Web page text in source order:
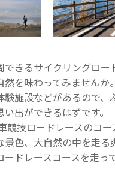
きるサイクリングロ
を味わってみませんか。
施設などがあるので
出ができるはずです。
競技ロードレースのコ
色、大自然の中を走る
ドレースコースを走っ